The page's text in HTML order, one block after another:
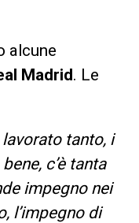
alcune
Madrid. Le
tanto, i
c’è tanta
impegno nei
l’impegno di